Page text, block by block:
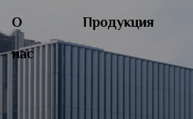
О
нас
Продукция